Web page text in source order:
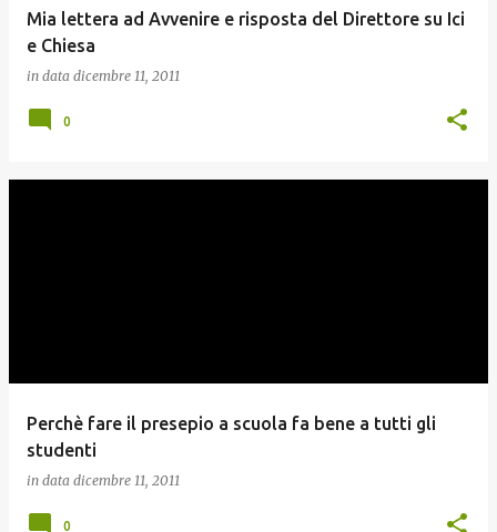
Mia lettera ad Avvenire e risposta del Direttore su Ici
e Chiesa
in data dicembre 11, 2011
0
Perchè fare il presepio a scuola fa bene a tutti gli
studenti
in data dicembre 11, 2011
0